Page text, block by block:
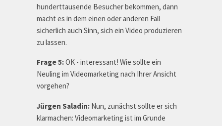
hunderttausende Besucher bekommen, dann
macht es in dem einen oder anderen Fall
sicherlich auch Sinn, sich ein Video produzieren
zu lassen.
Frage 5:OK - interessant! Wie sollte ein
Neuling im Videomarketing nach Ihrer Ansicht
vorgehen?
Jürgen Saladin: Nun, zunächst sollte er sich
klarmachen: Videomarketing ist im Grunde